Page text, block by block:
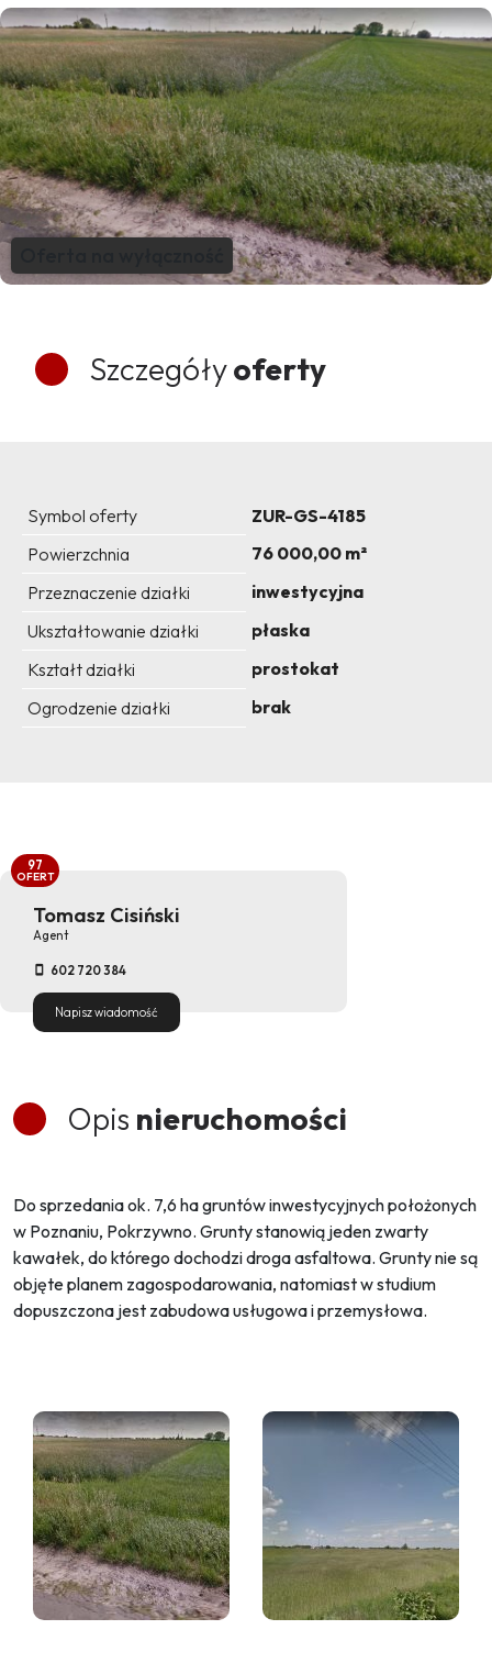
Szczegółyoferty
Symbol oferty
ZUR-GS-4185
Powierzchnia
76 000,00 m²
Przeznaczenie działki
inwestycyjna
Ukształtowanie działki
płaska
Kształt działki
prostokat
Ogrodzenie działki
brak
Tomasz Cisiński
Agent
602 720 384
Napisz wiadomość
97
OFERT
Opis nieruchomości
Do sprzedania ok. 7,6 ha gruntów inwestycyjnych położonych
w Poznaniu, Pokrzywno. Grunty stanowią jeden zwarty
kawałek, do którego dochodzi droga asfaltowa. Grunty nie są
objęte planem zagospodarowania, natomiast w studium
dopuszczona jest zabudowa usługowa i przemysłowa.